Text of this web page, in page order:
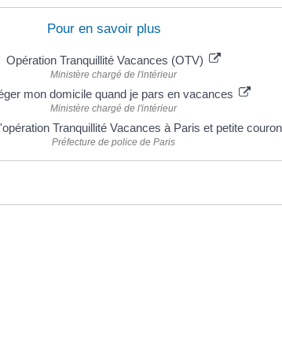
Pour en savoir plus
Opération Tranquillité Vacances (OTV)
Ministère chargé de l'intérieur
mon domicile quand je pars en vacances
Ministère chargé de l'intérieur
Tranquillité Vacances à Paris et petite
Préfecture de police de Paris